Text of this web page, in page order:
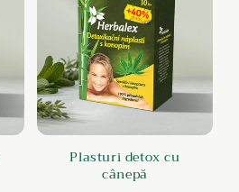
Plasturi detox cu
cânepă